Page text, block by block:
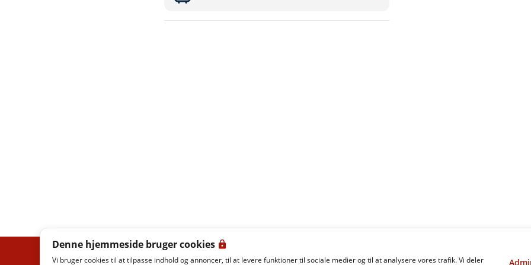
Denne hjemmeside bruger cookies
Vi bruger cookies til at tilpasse indhold og annoncer, til at levere funktioner til sociale medier og til at analysere vores trafik. Vi deler